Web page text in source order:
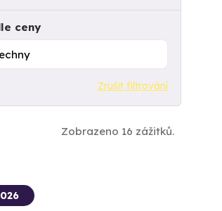
ceny
Zrušit filtrování
Zobrazeno 16 zážitků.